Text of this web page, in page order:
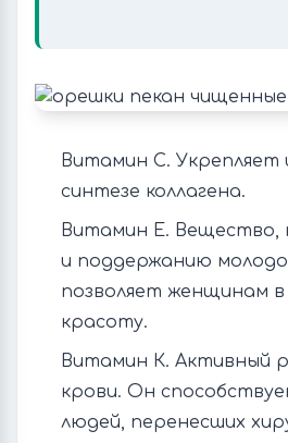
Витамин С.
синтезе коллагена.
Витамин Е. Вещество,
и поддержанию
позволяет женщинам
красоту.
Витамин К. Активный
крови. Он
людей, перенесших